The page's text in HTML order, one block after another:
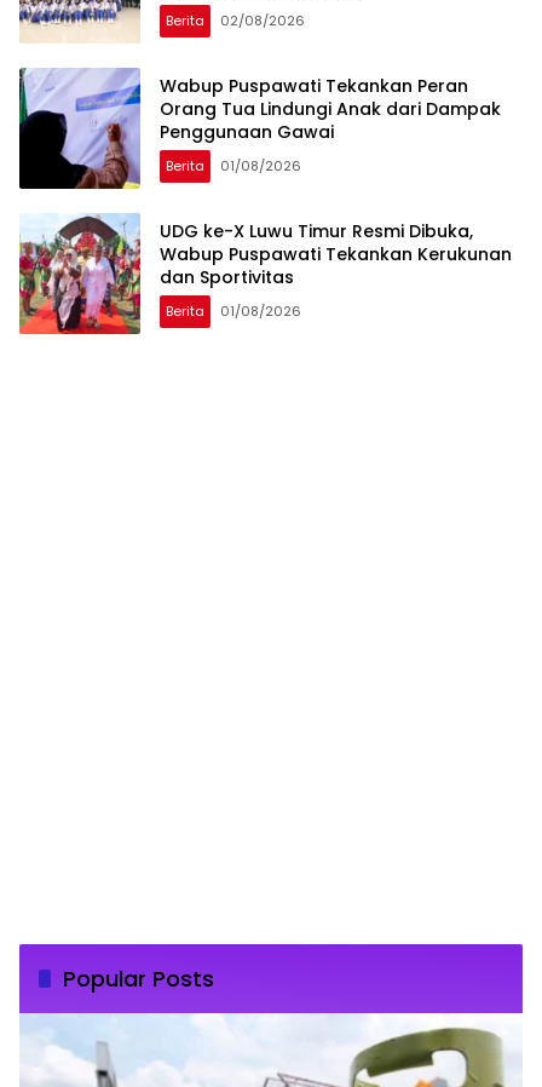
Berita 02/08/2026
Wabup Puspawati Tekankan Peran
Orang Tua Lindungi Anak dari Dampak
Penggunaan Gawai
Berita 01/08/2026
UDG ke-X Luwu Timur Resmi Dibuka,
Wabup Puspawati Tekankan Kerukunan
dan Sportivitas
Berita 01/08/2026
Popular Posts